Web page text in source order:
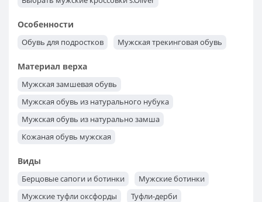
Выбрать мужскую обувь Badura из Польши
Особенности
Обувь для подростков Мужская трекинговая обувь
Материал верха
Мужская замшевая обувь
Мужская обувь из натурального нубука
Мужская обувь из натурально замша
Кожаная обувь мужская
Виды
Берцовые сапоги и ботинки
Мужские ботинки
Мужские туфли оксфорды
Туфли-дерби